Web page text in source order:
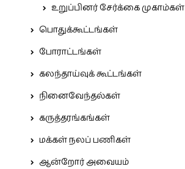
உறுப்பினர் சேர்க்கை முகாம்கள்
பொதுக்கூட்டங்கள்
போராட்டங்கள்
கலந்தாய்வுக் கூட்டங்கள்
நினைவேந்தல்கள்
கருத்தரங்கங்கள்
மக்கள் நலப் பணிகள்
ஆன்றோர் அவையம்